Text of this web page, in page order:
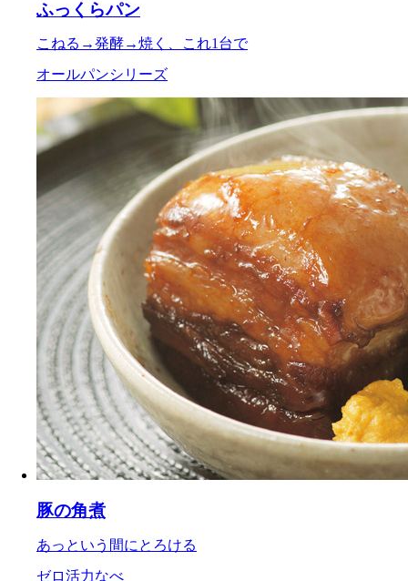
ふっくらパン
こねる→発酵→焼く、これ1台で
オールパンシリーズ
豚の角煮
あっという間にとろける
ゼロ活力なべ